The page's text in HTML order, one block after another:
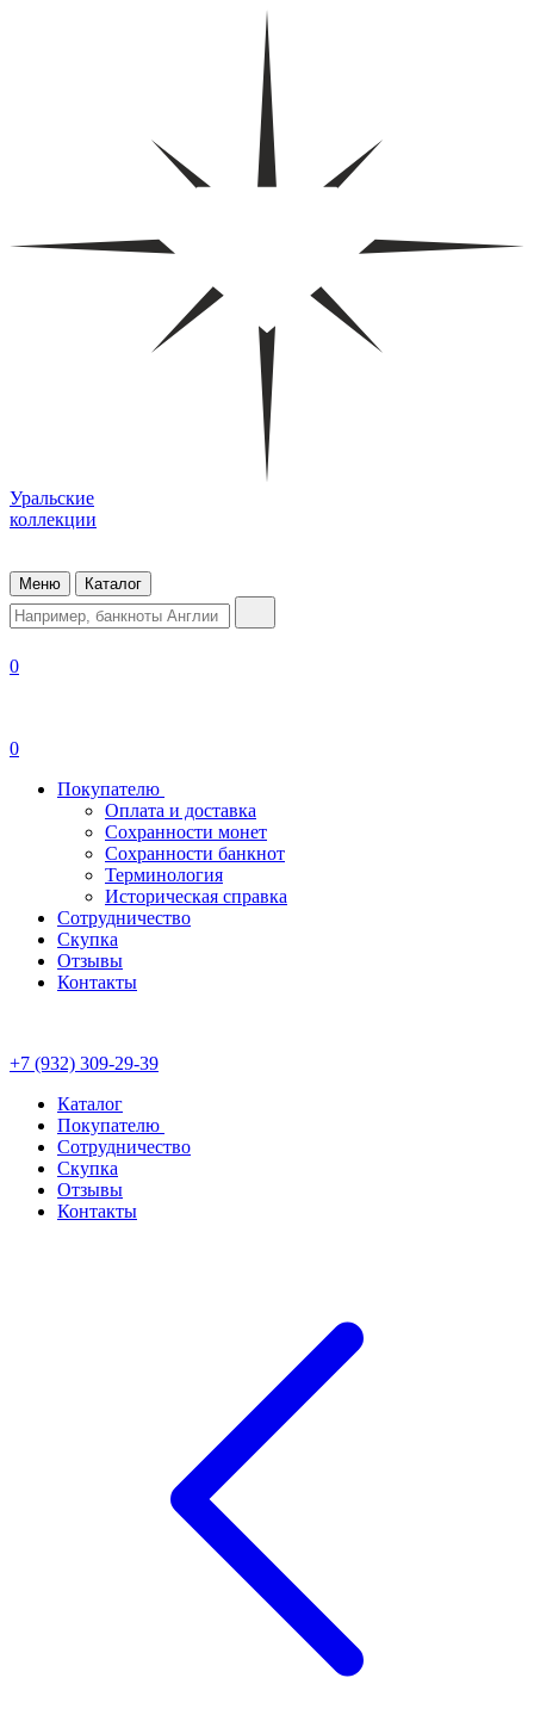
Уральские
коллекции
Меню Каталог
0
0
Покупателю
Оплата и доставка
Сохранности монет
Сохранности банкнот
Терминология
Историческая справка
Сотрудничество
Скупка
Отзывы
Контакты
+7 (932) 309-29-39
Каталог
Покупателю
Сотрудничество
Скупка
Отзывы
Контакты